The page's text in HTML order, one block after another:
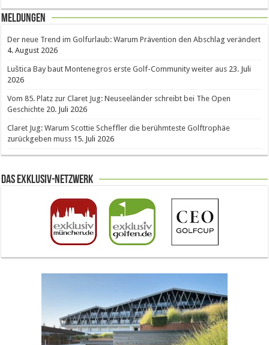
Meldungen
Der neue Trend im Golfurlaub: Warum Prävention den Abschlag verändert
4. August 2026
Luštica Bay baut Montenegros erste Golf-Community weiter aus 23. Juli
2026
Vom 85. Platz zur Claret Jug: Neuseeländer schreibt bei The Open
Geschichte 20. Juli 2026
Claret Jug: Warum Scottie Scheffler die berühmteste Golftrophäe
zurückgeben muss 15. Juli 2026
Das Exklusiv-Netzwerk